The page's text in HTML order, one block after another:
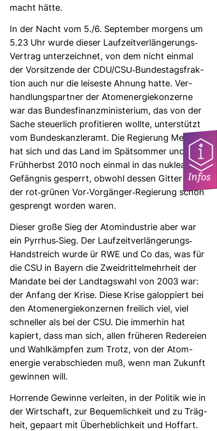
macht hätte.
In der Nacht vom 5./6. Sep­tember mor­gens um
5.23 Uhr wurde dieser Lauf­zeit­ver­län­ge­rungs-​
Ver­trag unter­zeichnet, von dem nicht einmal
der Vor­sit­zende der CDU/CSU-​Bun­des­tags­frak­
tion auch nur die lei­seste Ahnung hatte. Ver­
hand­lungs­partner der Atom­ener­gie­kon­zerne
war das Bun­des­fi­nanz­mi­nis­te­rium, das von der
Sache steu­er­lich pro­fi­tieren wollte, unter­stützt
vom Bun­des­kanz­leramt. Die Regie­rung Merkel
hat sich und das Land im Spät­sommer und
Früh­herbst 2010 noch einmal in das nukleare
Gefängnis gesperrt, obwohl dessen Gitter von
der rot-​grünen Vor-​Vor­gänger-​Regie­rung schon
gesprengt worden waren.
Dieser große Sieg der Atom­in­dus­trie aber war
ein Pyr­rhus-​Sieg. Der Lauf­zeit­ver­län­ge­rungs-​
Hand­streich wurde ür RWE und Co das, was für
die CSU in Bayern die Zwei­drit­tel­mehr­heit der
Man­date bei der Land­tags­wahl von 2003 war:
der Anfang der Krise. Diese Krise galop­piert bei
den Atom­ener­gie­kon­zernen frei­lich viel, viel
schneller als bei der CSU. Die immerhin hat
kapiert, dass man sich, allen frü­heren Rede­reien
und Wahl­kämpfen zum Trotz, von der Atom­
energie ver­ab­schieden muß, wenn man Zukunft
gewinnen will.
Hor­rende Gewinne ver­leiten, in der Politik wie in
der Wirt­schaft, zur Bequem­lich­keit und zu Träg­
heit, gepaart mit Über­heb­lich­keit und Hof­fart.
Infos